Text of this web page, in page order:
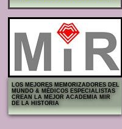
LOS MEJORES MEMORIZADORES DEL
MUNDO & MÉDICOS ESPECIALISTAS
CREAN LA MEJOR ACADEMIA MIR
DE LA HISTORIA